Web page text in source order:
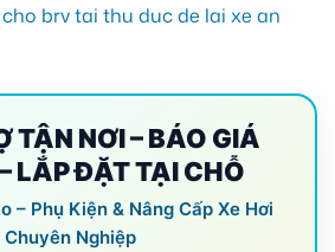
brv tai thu duc de lai xe an
TẬN NƠI – BÁO GIÁ
LẮP ĐẶT TẠI CHỖ
– Phụ Kiện & Nâng Cấp Xe Hơi
Chuyên Nghiệp